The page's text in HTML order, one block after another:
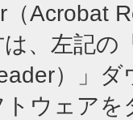
（Acrobat
、左記の
）」
ウェア